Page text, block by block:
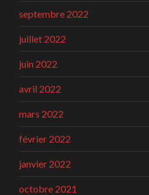
septembre 2022
juillet 2022
juin 2022
avril 2022
mars 2022
février 2022
janvier 2022
octobre 2021